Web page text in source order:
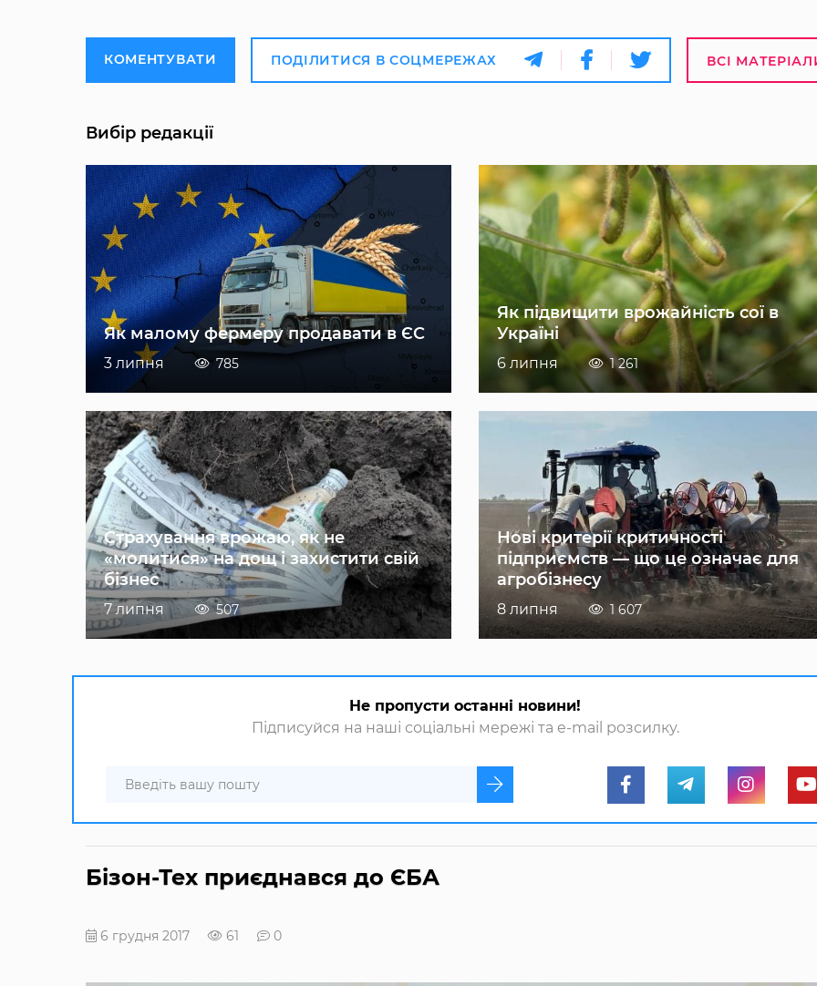
КОМЕНТУВАТИ ПОДІЛИТИСЯ В СОЦМЕРЕЖАХ ВСІ
Вибір редакції
Як малому фермеру продавати в ЄС
3 липня 785
Як підвищити врожайність сої в
Україні
6 липня 1 261
Страхування врожаю, як не
«молитися» на дощ і захистити свій
бізнес
7 липня 507
Нові критерії критичності
підприємств — що це означає для
агробізнесу
8 липня 1 607
Не пропусти останні новини!
Підписуйся на наші соціальні мережі та e-mail розсилку.
Бізон-Тех приєднався до ЄБА
6 грудня 2017 61 0